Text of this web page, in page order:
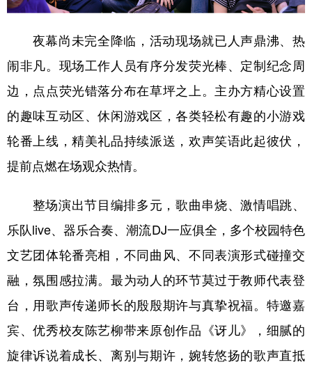
地方频道
北京 天津 河北 山西
辽宁 吉林 上海 江苏
浙江 安徽 福建 江西
广东 广西
陕西 甘肃 青海 宁夏
多语种频道
English Español Français عربى
Русский язык 日本語 한국어
夜幕尚未完全降临，活动现场就已人声鼎沸、热
闹非凡。现场工作人员有序分发荧光棒、定制纪念周
边，点点荧光错落分布在草坪之上。主办方精心设置
的趣味互动区、休闲游戏区，各类轻松有趣的小游戏
轮番上线，精美礼品持续派送，欢声笑语此起彼伏，
提前点燃在场观众热情。
整场演出节目编排多元，歌曲串烧、激情唱跳、
乐队live、器乐合奏、潮流DJ一应俱全，多个校园特色
文艺团体轮番亮相，不同曲风、不同表演形式碰撞交
融，氛围感拉满。最为动人的环节莫过于教师代表登
台，用歌声传递师长的殷殷期许与真挚祝福。特邀嘉
宾、优秀校友陈艺柳带来原创作品《讶儿》，细腻的
旋律诉说着成长、离别与期许，婉转悠扬的歌声直抵